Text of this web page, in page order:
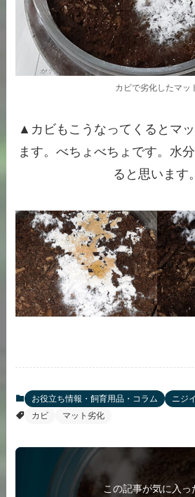
カビで劣化したマッ
▲カビもこうなってくるとマ
ます。べちょべちょです。水
ると思います。
お役立ち情報・飼育用品・コラム
ニジ
カビ
マット劣化
この記事が気に入っ